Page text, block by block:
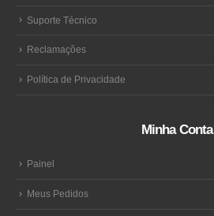
Suporte Técnico
Reclamações
Política de Privacidade
Minha Conta
Painel
Meus Pedidos